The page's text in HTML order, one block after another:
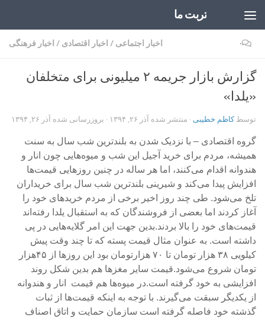
تربت ما
اخبار اجتماعی / اخبار اقتصادی / اخبار فرهنگی ۰
گزارش بازار جریمه ۲ میلیونی برای متخلفان
«یلدا»
توسطکاظم خطیبی · منتشر شده آذر ۲۶, ۱۳۹۴ · بروزرسانی شده آذر ۲۶, ۱۳۹۴
گروه اقتصادی – با نزدیک شدن به بلند‌ترین شب سال به سنت
همیشه، مردم برای خرید آجیل این شب و میوه‌هایی چون انار و
هندوانه اقدام می‌کنند، اما هر ساله در چنین روزهایی قیمت‌ها
افزایش پیدا می‌کند و شیرینی بلندترین شب سال برای خریداران
تلخ می‌شود. طی چند روز اخیر برخی از مردم خریدهای خود را
آغاز کردند اما بعضی از فروشندگان که به استقبال یلدا رفته‌اند
قیمت‌های خود را بالا بردند.بدین جهت این امر گلایه‌هایی در پی
داشته است. به عنوان مثال قیمت پسته که تا چند وقت پیش
کیلویی ۳۸ هزار تومان تا ۷۰ هزارتومان بود این روزها از ۴۵هزار
تومان شروع می‌شود.قیمت سایر مغزها هم بدین شکل روند
افزایشی به خود گرفته است.در میوه‌ها هم قیمت انار و هندوانه
از یکدیگر سبقت می‌گیرند. با توجه به اینکه قیمت‌ها از ثبات
گذشته خود فاصله گرفته است سازمان حمایت و اتاق اصناف